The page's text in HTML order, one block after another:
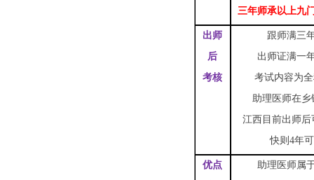
三年师承以上九
出师
后
考核
跟师满三
出师证满一
考试内容为
助理医师在
江西目前出师后
快则4年
优点
助理医师属